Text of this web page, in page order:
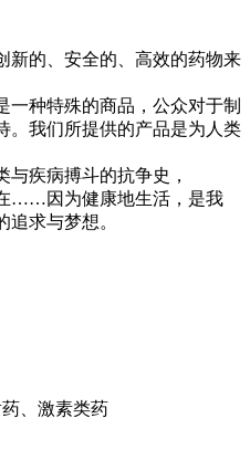
新的、安全的、高效的药物来
一种特殊的商品，公众对于制
。我们所提供的产品是为人类
与疾病搏斗的抗争史，
……因为健康地生活，是我
求与梦想。
、激素类药